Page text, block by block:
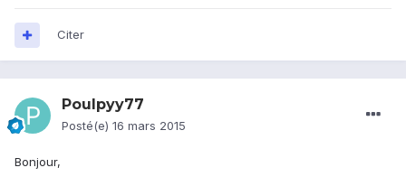
Citer
Poulpyy77
Posté(e) 16 mars 2015
Bonjour,